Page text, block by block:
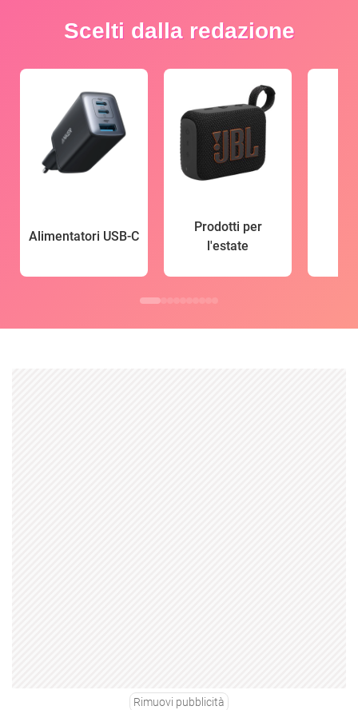
Scelti dalla redazione
Alimentatori USB-C
Prodotti per
l'estate
Rimuovi pubblicità